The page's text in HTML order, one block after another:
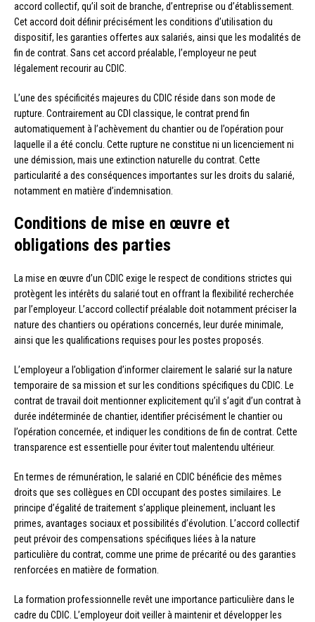
accord collectif, qu’il soit de branche, d’entreprise ou d’établissement.
Cet accord doit définir précisément les conditions d’utilisation du
dispositif, les garanties offertes aux salariés, ainsi que les modalités de
fin de contrat. Sans cet accord préalable, l’employeur ne peut
légalement recourir au CDIC.
L’une des spécificités majeures du CDIC réside dans son mode de
rupture. Contrairement au CDI classique, le contrat prend fin
automatiquement à l’achèvement du chantier ou de l’opération pour
laquelle il a été conclu. Cette rupture ne constitue ni un licenciement ni
une démission, mais une extinction naturelle du contrat. Cette
particularité a des conséquences importantes sur les droits du salarié,
notamment en matière d’indemnisation.
Conditions de mise en œuvre et
obligations des parties
La mise en œuvre d’un CDIC exige le respect de conditions strictes qui
protègent les intérêts du salarié tout en offrant la flexibilité recherchée
par l’employeur. L’accord collectif préalable doit notamment préciser la
nature des chantiers ou opérations concernés, leur durée minimale,
ainsi que les qualifications requises pour les postes proposés.
L’employeur a l’obligation d’informer clairement le salarié sur la nature
temporaire de sa mission et sur les conditions spécifiques du CDIC. Le
contrat de travail doit mentionner explicitement qu’il s’agit d’un contrat à
durée indéterminée de chantier, identifier précisément le chantier ou
l’opération concernée, et indiquer les conditions de fin de contrat. Cette
transparence est essentielle pour éviter tout malentendu ultérieur.
En termes de rémunération, le salarié en CDIC bénéficie des mêmes
droits que ses collègues en CDI occupant des postes similaires. Le
principe d’égalité de traitement s’applique pleinement, incluant les
primes, avantages sociaux et possibilités d’évolution. L’accord collectif
peut prévoir des compensations spécifiques liées à la nature
particulière du contrat, comme une prime de précarité ou des garanties
renforcées en matière de formation.
La formation professionnelle revêt une importance particulière dans le
cadre du CDIC. L’employeur doit veiller à maintenir et développer les